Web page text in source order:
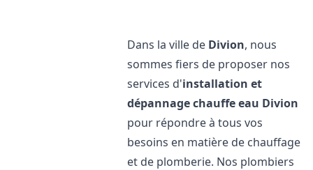
Dans la ville de Divion, nous
sommes fiers de proposer nos
services d'installation et
dépannage chauffe eau Divion
pour répondre à tous vos
besoins en matière de chauffage
et de plomberie. Nos plombiers